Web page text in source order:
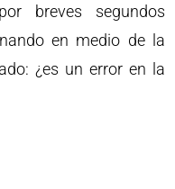
breves segundos
en medio de la
¿es un error en la